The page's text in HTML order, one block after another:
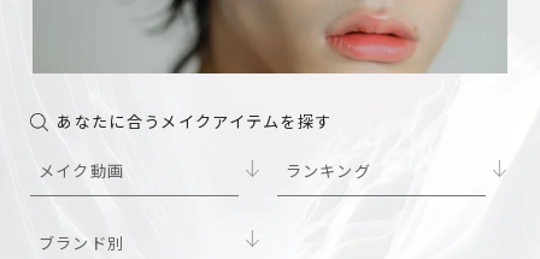
あなたに合うメイクアイテムを探す
メイク動画 ランキング
ブランド別